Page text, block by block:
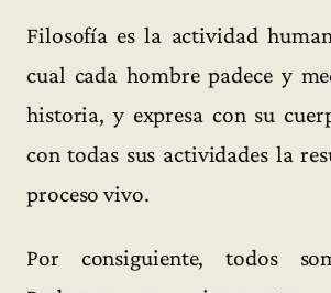
Filosofía es la actividad
cual cada hombre padece y
historia, y expresa con su
con todas sus actividades la
proceso vivo.
Por consiguiente, todos